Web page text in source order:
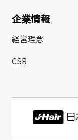
企業情報
経営理念
CSR